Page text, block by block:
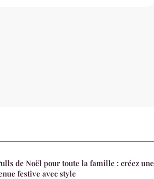
de Noël pour toute la famille : créez une
festive avec style